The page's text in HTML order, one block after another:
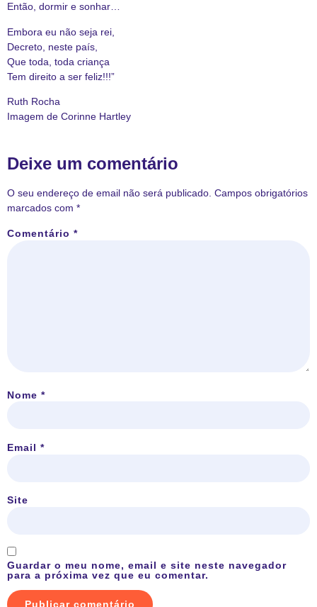
Então, dormir e sonhar…
Embora eu não seja rei,
Decreto, neste país,
Que toda, toda criança
Tem direito a ser feliz!!!”
Ruth Rocha
Imagem de Corinne Hartley
Deixe um comentário
O seu endereço de email não será publicado. Campos obrigatórios
marcados com *
Comentário *
Nome *
Email *
Site
Guardar o meu nome, email e site neste navegador
para a próxima vez que eu comentar.